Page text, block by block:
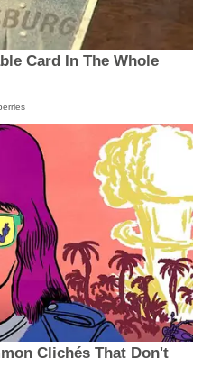
Card In The Whole
Clichés That Don't